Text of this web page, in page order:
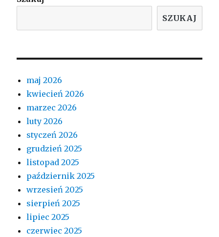
SZUKAJ
maj 2026
kwiecień 2026
marzec 2026
luty 2026
styczeń 2026
grudzień 2025
listopad 2025
październik 2025
wrzesień 2025
sierpień 2025
lipiec 2025
czerwiec 2025